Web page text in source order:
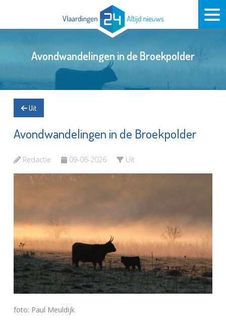
Avondwandelingen in de Broekpolder
Uit
Avondwandelingen in de Broekpolder
Redactie 09-06-2026 Uit
foto: Paul Meuldijk